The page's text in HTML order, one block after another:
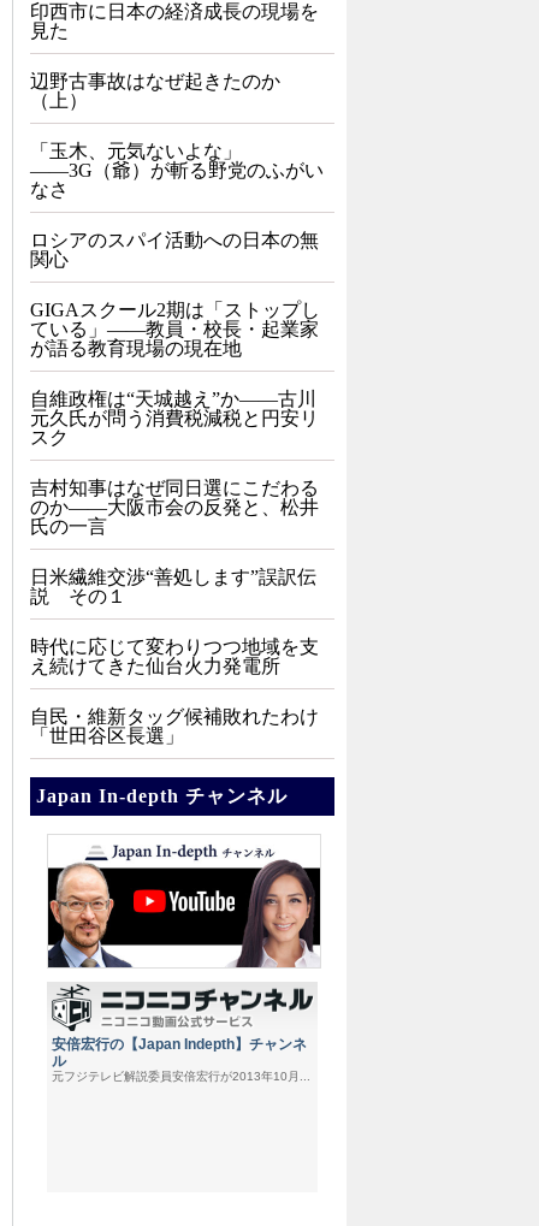
印西市に日本の経済成長の現場を
見た
辺野古事故はなぜ起きたのか
（上）
「玉木、元気ないよな」
――3G（爺）が斬る野党のふがい
なさ
ロシアのスパイ活動への日本の無
関心
GIGAスクール2期は「ストップし
ている」——教員・校長・起業家
が語る教育現場の現在地
自維政権は“天城越え”か――古川
元久氏が問う消費税減税と円安リ
スク
吉村知事はなぜ同日選にこだわる
のか――大阪市会の反発と、松井
氏の一言
日米繊維交渉“善処します”誤訳伝
説 その１
時代に応じて変わりつつ地域を支
え続けてきた仙台火力発電所
自民・維新タッグ候補敗れたわけ
「世田谷区長選」
Japan In-depth チャンネル